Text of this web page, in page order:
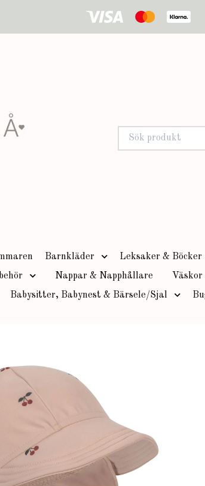
Barnkläder Leksaker & Böcker
Nappar & Napphållare Väskor
Babysitter, Babynest & Bärsele/Sjal